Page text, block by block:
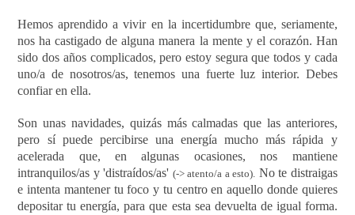
Hemos aprendido a vivir en la incertidumbre que, seriamente,
nos ha castigado de alguna manera la mente y el corazón. Han
sido dos años complicados, pero estoy segura que todos y cada
uno/a de nosotros/as, tenemos una fuerte luz interior. Debes
confiar en ella.
Son unas navidades, quizás más calmadas que las anteriores,
pero sí puede percibirse una energía mucho más rápida y
acelerada que, en algunas ocasiones, nos mantiene
intranquilos/as y 'distraídos/as' (-> atento/a a esto). No te distraigas
e intenta mantener tu foco y tu centro en aquello donde quieres
depositar tu energía, para que esta sea devuelta de igual forma.